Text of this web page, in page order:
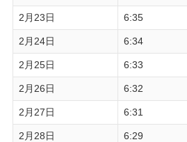
2月23日 6:35
2月24日 6:34
2月25日 6:33
2月26日 6:32
2月27日 6:31
2月28日 6:29